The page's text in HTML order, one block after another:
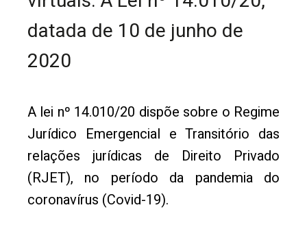
datada de 10 de junho de
2020
A lei nº 14.010/20 dispõe sobre o Regime
Jurídico Emergencial e Transitório das
relações jurídicas de Direito Privado
(RJET), no período da pandemia do
coronavírus (Covid-19).